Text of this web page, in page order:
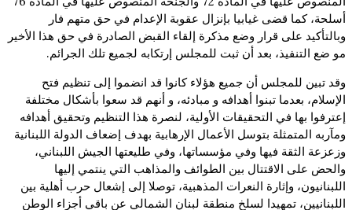
أسلحة، كما قضى غيابيا بإنزال عقوبة الإعدام في حق متهم فار
وبالتأكيد على قرار وضع مذكرة إلقاء القبض الصادرة في حق هذا الأخير
مو ضع التنفيذ، بعد أن ثبت للمجلس إرتكابه لجميع تلك الجرائم.
وقد تبين للمجلس أن جميع هؤلاء كانوا قد انضموا إلى تنظيم فتح
الإسلام، بعدما تبنوا أهدافه و مبادئه، و أنهم قد سعوا بأشكال مختلفة
إعترفوا بها في التحقيقات الأولية، لنصرة هذا التنظيم وتحقيق أهدافه
ومآربه المتمثلة بتوسل الأعمال الإرهابية بهدف إضعاف الدولة اللبنانية
وزعزعة الثقة فيها وفي مؤسساتها، وفي طليعتها الجيش اللبناني،
والحض على الاقتتال بين الطوائف والمذاهب التي ينتمي إليها
اللبنانيون، وإثارة النعرات المذهبية، توصلا إلى إشعال حرب أهلية بين
اللبنانيين، تمهيدا لسلخ منطقة لبنان الشمالي عن باقي أجزاء الوطن